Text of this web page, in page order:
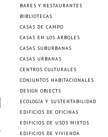
BARES Y RESTAURANTES
BIBLIOTECAS
CASAS DE CAMPO
CASAS EN LOS ÁRBOLES
CASAS SUBURBANAS
CASAS URBANAS
CENTROS CULTURALES
CONJUNTOS HABITACIONALES
DESIGN OBJECTS
ECOLOGÍA Y SUSTENTABILIDAD
EDIFICIOS DE OFICINAS
EDIFICIOS DE USOS MIXTOS
EDIFICIOS DE VIVIENDA